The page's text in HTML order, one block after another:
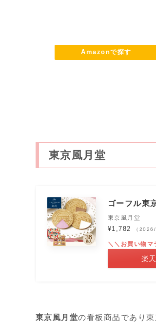
Amazonで探す
東京風月堂
ゴーフル東
東京風月堂
¥1,782 （
＼＼お買い物
楽
東京風月堂の看板商品であり